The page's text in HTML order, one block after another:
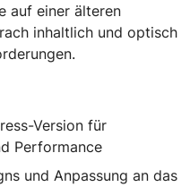
auf einer älteren
inhaltlich und optisch
Version für
Performance
und Anpassung an das